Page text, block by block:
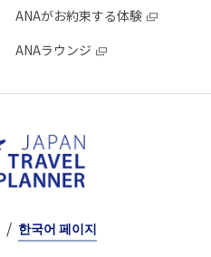
ANAがお約束する体験
ANAラウンジ
한국어 페이지